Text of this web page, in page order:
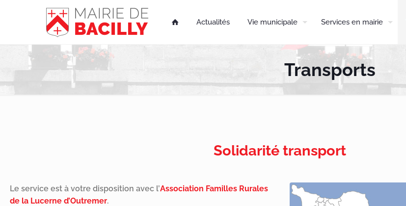
 Actualités Vie municipale Services en mairie
Transports
Solidarité transport
Le service est à votre disposition avec l’Association Familles Rurales
de la Lucerne d’Outremer.